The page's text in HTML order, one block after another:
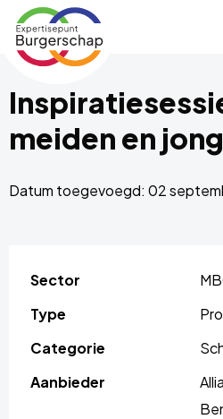
Expertisepunt
Burgerschap
meiden en
Datum toegevoegd: 02
Sector
Type
Categorie
Aanbieder